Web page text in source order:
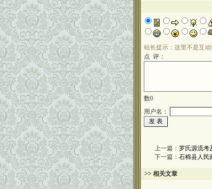
站长提示：这里不是互动
点 评：
数0
用户名：
上一篇： 罗氏源流考
下一篇： 石棉县人民
>> 相关文章